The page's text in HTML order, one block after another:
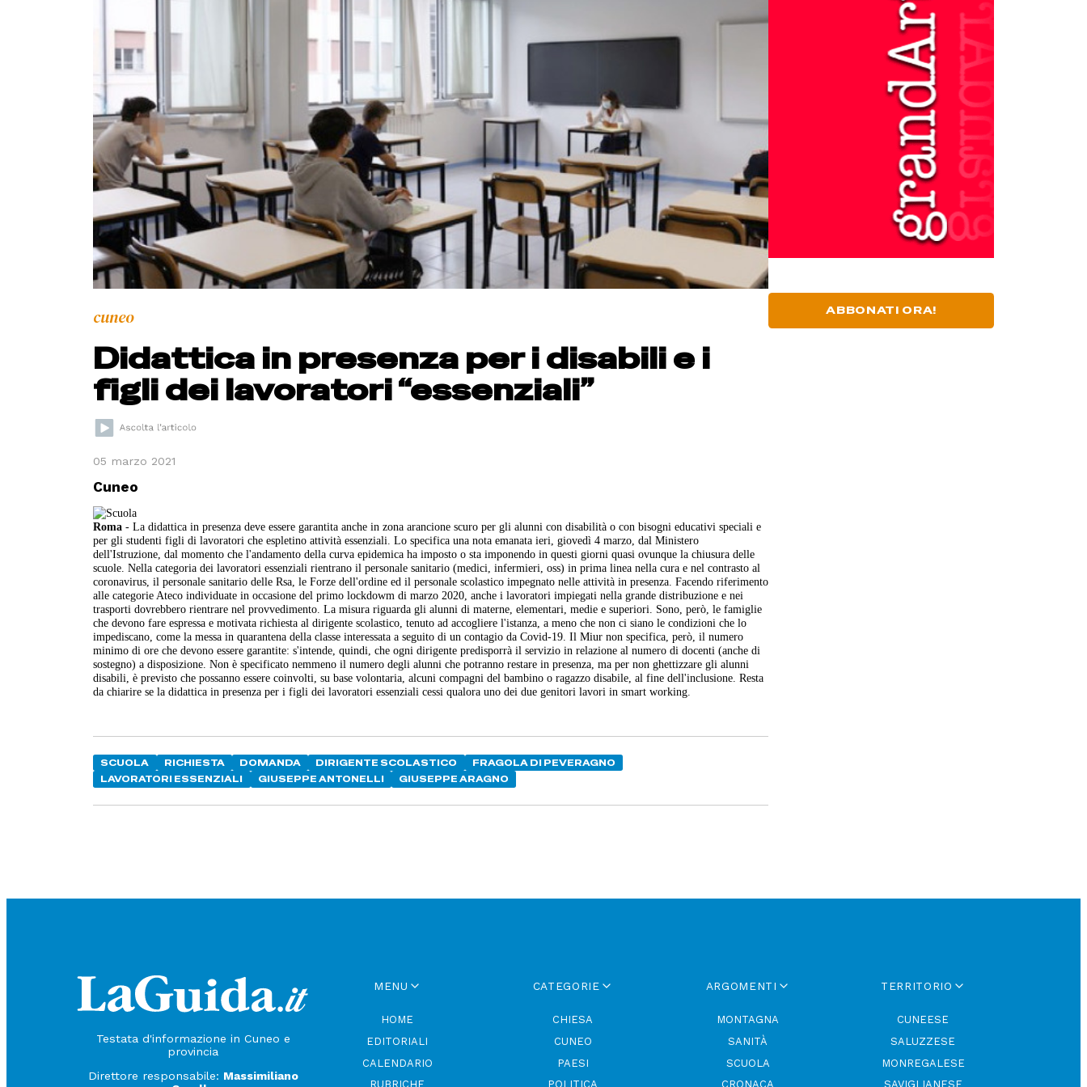
cuneo
Didattica in presenza per i disabili e i
figli dei lavoratori “essenziali”
05 marzo 2021
Cuneo
Roma - La didattica in presenza deve essere garantita anche in zona arancione scuro per gli alunni con disabilità o con bisogni educativi speciali e
per gli studenti figli di lavoratori che espletino attività essenziali. Lo specifica una nota emanata ieri, giovedì 4 marzo, dal Ministero
dell'Istruzione, dal momento che l'andamento della curva epidemica ha imposto o sta imponendo in questi giorni quasi ovunque la chiusura delle
scuole. Nella categoria dei lavoratori essenziali rientrano il personale sanitario (medici, infermieri, oss) in prima linea nella cura e nel contrasto al
coronavirus, il personale sanitario delle Rsa, le Forze dell'ordine ed il personale scolastico impegnato nelle attività in presenza. Facendo riferimento
alle categorie Ateco individuate in occasione del primo lockdowm di marzo 2020, anche i lavoratori impiegati nella grande distribuzione e nei
trasporti dovrebbero rientrare nel provvedimento. La misura riguarda gli alunni di materne, elementari, medie e superiori. Sono, però, le famiglie
che devono fare espressa e motivata richiesta al dirigente scolastico, tenuto ad accogliere l'istanza, a meno che non ci siano le condizioni che lo
impediscano, come la messa in quarantena della classe interessata a seguito di un contagio da Covid-19. Il Miur non specifica, però, il numero
minimo di ore che devono essere garantite: s'intende, quindi, che ogni dirigente predisporrà il servizio in relazione al numero di docenti (anche di
sostegno) a disposizione. Non è specificato nemmeno il numero degli alunni che potranno restare in presenza, ma per non ghettizzare gli alunni
disabili, è previsto che possanno essere coinvolti, su base volontaria, alcuni compagni del bambino o ragazzo disabile, al fine dell'inclusione. Resta
da chiarire se la didattica in presenza per i figli dei lavoratori essenziali cessi qualora uno dei due genitori lavori in smart working.
SCUOLA RICHIESTA DOMANDA DIRIGENTE SCOLASTICO
FRAGOLA DI PEVERAGNO
LAVORATORI ESSENZIALI
GIUSEPPE ANTONELLI GIUSEPPE ARAGNO
ABBONATI ORA!
Testata d'informazione in Cuneo e
provincia
Direttore responsabile: Massimiliano
MENU
HOME
EDITORIALI
CALENDARIO
RUBRICHE
CATEGORIE
CHIESA
CUNEO
PAESI
POLITICA
ARGOMENTI
MONTAGNA
SANITÀ
SCUOLA
CRONACA
TERRITORIO
CUNEESE
SALUZZESE
MONREGALESE
SAVIGLIANESE